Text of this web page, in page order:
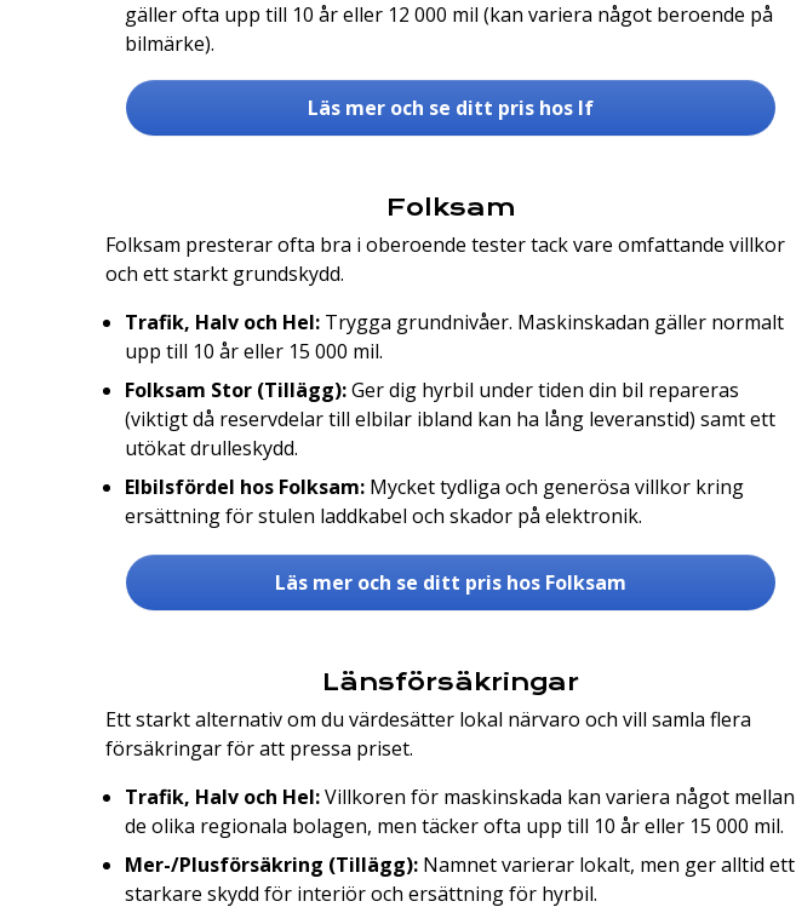
gäller ofta upp till 10 år eller 12 000 mil (kan variera något beroende på
bilmärke).
Läs mer och se ditt pris hos If
Folksam
Folksam presterar ofta bra i oberoende tester tack vare omfattande villkor
och ett starkt grundskydd.
Trafik, Halv och Hel: Trygga grundnivåer. Maskinskadan gäller normalt
upp till 10 år eller 15 000 mil.
Folksam Stor (Tillägg):Ger dig hyrbil under tiden din bil repareras
(viktigt då reservdelar till elbilar ibland kan ha lång leveranstid) samt ett
utökat drulleskydd.
Elbilsfördel hos Folksam: Mycket tydliga och generösa villkor kring
ersättning för stulen laddkabel och skador på elektronik.
Läs mer och se ditt pris hos Folksam
Länsförsäkringar
Ett starkt alternativ om du värdesätter lokal närvaro och vill samla flera
försäkringar för att pressa priset.
Trafik, Halv och Hel:Villkoren för maskinskada kan variera något mellan
de olika regionala bolagen, men täcker ofta upp till 10 år eller 15 000 mil.
Mer-/Plusförsäkring (Tillägg): Namnet varierar lokalt, men ger alltid ett
starkare skydd för interiör och ersättning för hyrbil.